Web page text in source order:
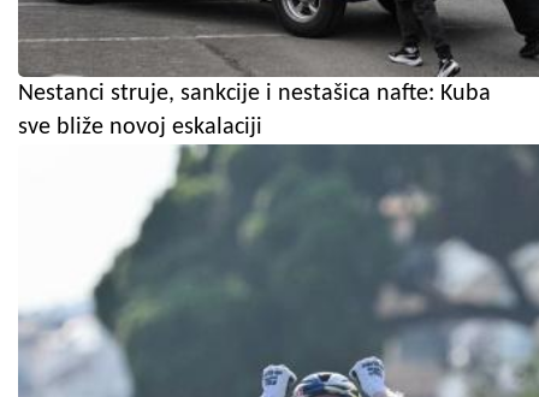
Nestanci struje, sankcije i nestašica nafte: Kuba
sve bliže novoj eskalaciji